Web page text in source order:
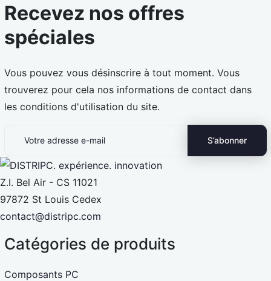
Recevez nos offres
spéciales
Vous pouvez vous désinscrire à tout moment. Vous
trouverez pour cela nos informations de contact dans
les conditions d'utilisation du site.
Z.I. Bel Air - CS 11021
97872 St Louis Cedex
contact@distripc.com
Catégories de produits
Composants PC